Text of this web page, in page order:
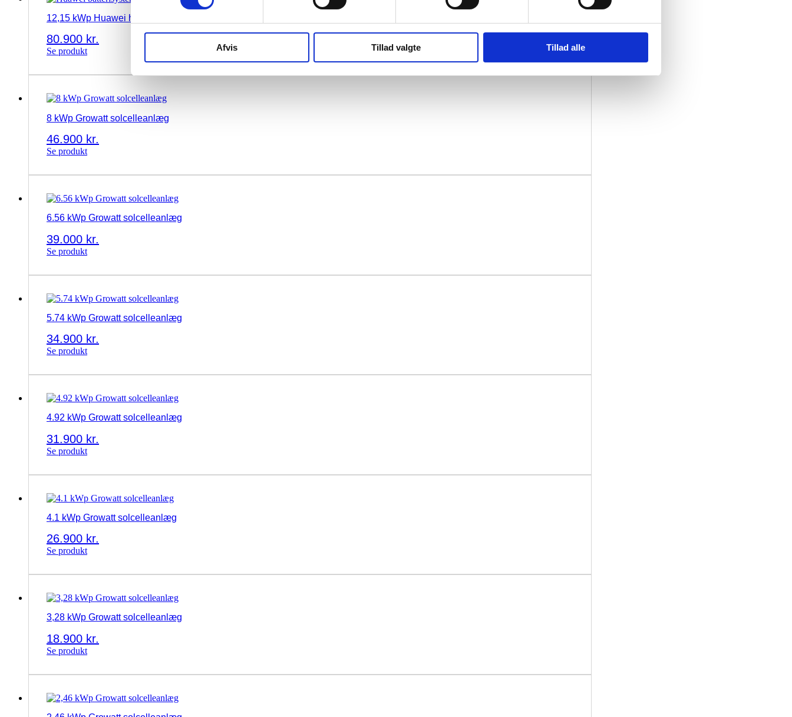
Afvis Tillad valgte Tillad alle
12,15 kWp Huawei hybrid solcelleanlæg med 5 kWh batteri
80.900 kr.
Se produkt
8 kWp Growatt solcelleanlæg
46.900 kr.
Se produkt
6.56 kWp Growatt solcelleanlæg
39.000 kr.
Se produkt
5.74 kWp Growatt solcelleanlæg
34.900 kr.
Se produkt
4.92 kWp Growatt solcelleanlæg
31.900 kr.
Se produkt
4.1 kWp Growatt solcelleanlæg
26.900 kr.
Se produkt
3,28 kWp Growatt solcelleanlæg
18.900 kr.
Se produkt